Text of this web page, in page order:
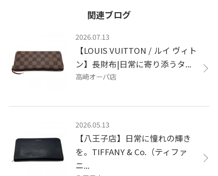
関連ブログ
2026.07.13
【LOUIS VUITTON / ルイ ヴィト
ン】長財布|日常に寄り添うタ...
高崎オーパ店
2026.05.13
【八王子店】日常に憧れの輝き
を。TIFFANY & Co.（ティファ
ニ...